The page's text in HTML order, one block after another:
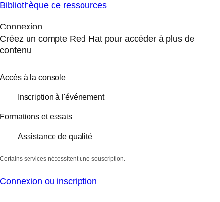
Bibliothèque de ressources
Connexion
Créez un compte Red Hat pour accéder à plus de
contenu
Accès à la console
Inscription à l'événement
Formations et essais
Assistance de qualité
Certains services nécessitent une souscription.
Connexion ou inscription